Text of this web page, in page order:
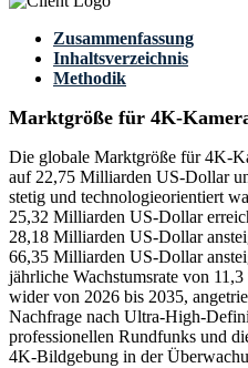
Zusammenfassung
Inhaltsverzeichnis
Methodik
Marktgröße für 4K-
Die globale Marktgröße für 4K-
auf 22,75 Milliarden US-Dollar
stetig und technologieorientiert
25,32 Milliarden US-Dollar
28,18 Milliarden US-Dollar
66,35 Milliarden US-Dollar
jährliche Wachstumsrate von
wider von 2026 bis 2035,
Nachfrage nach Ultra-High-
professionellen Rundfunks und
4K-Bildgebung in der